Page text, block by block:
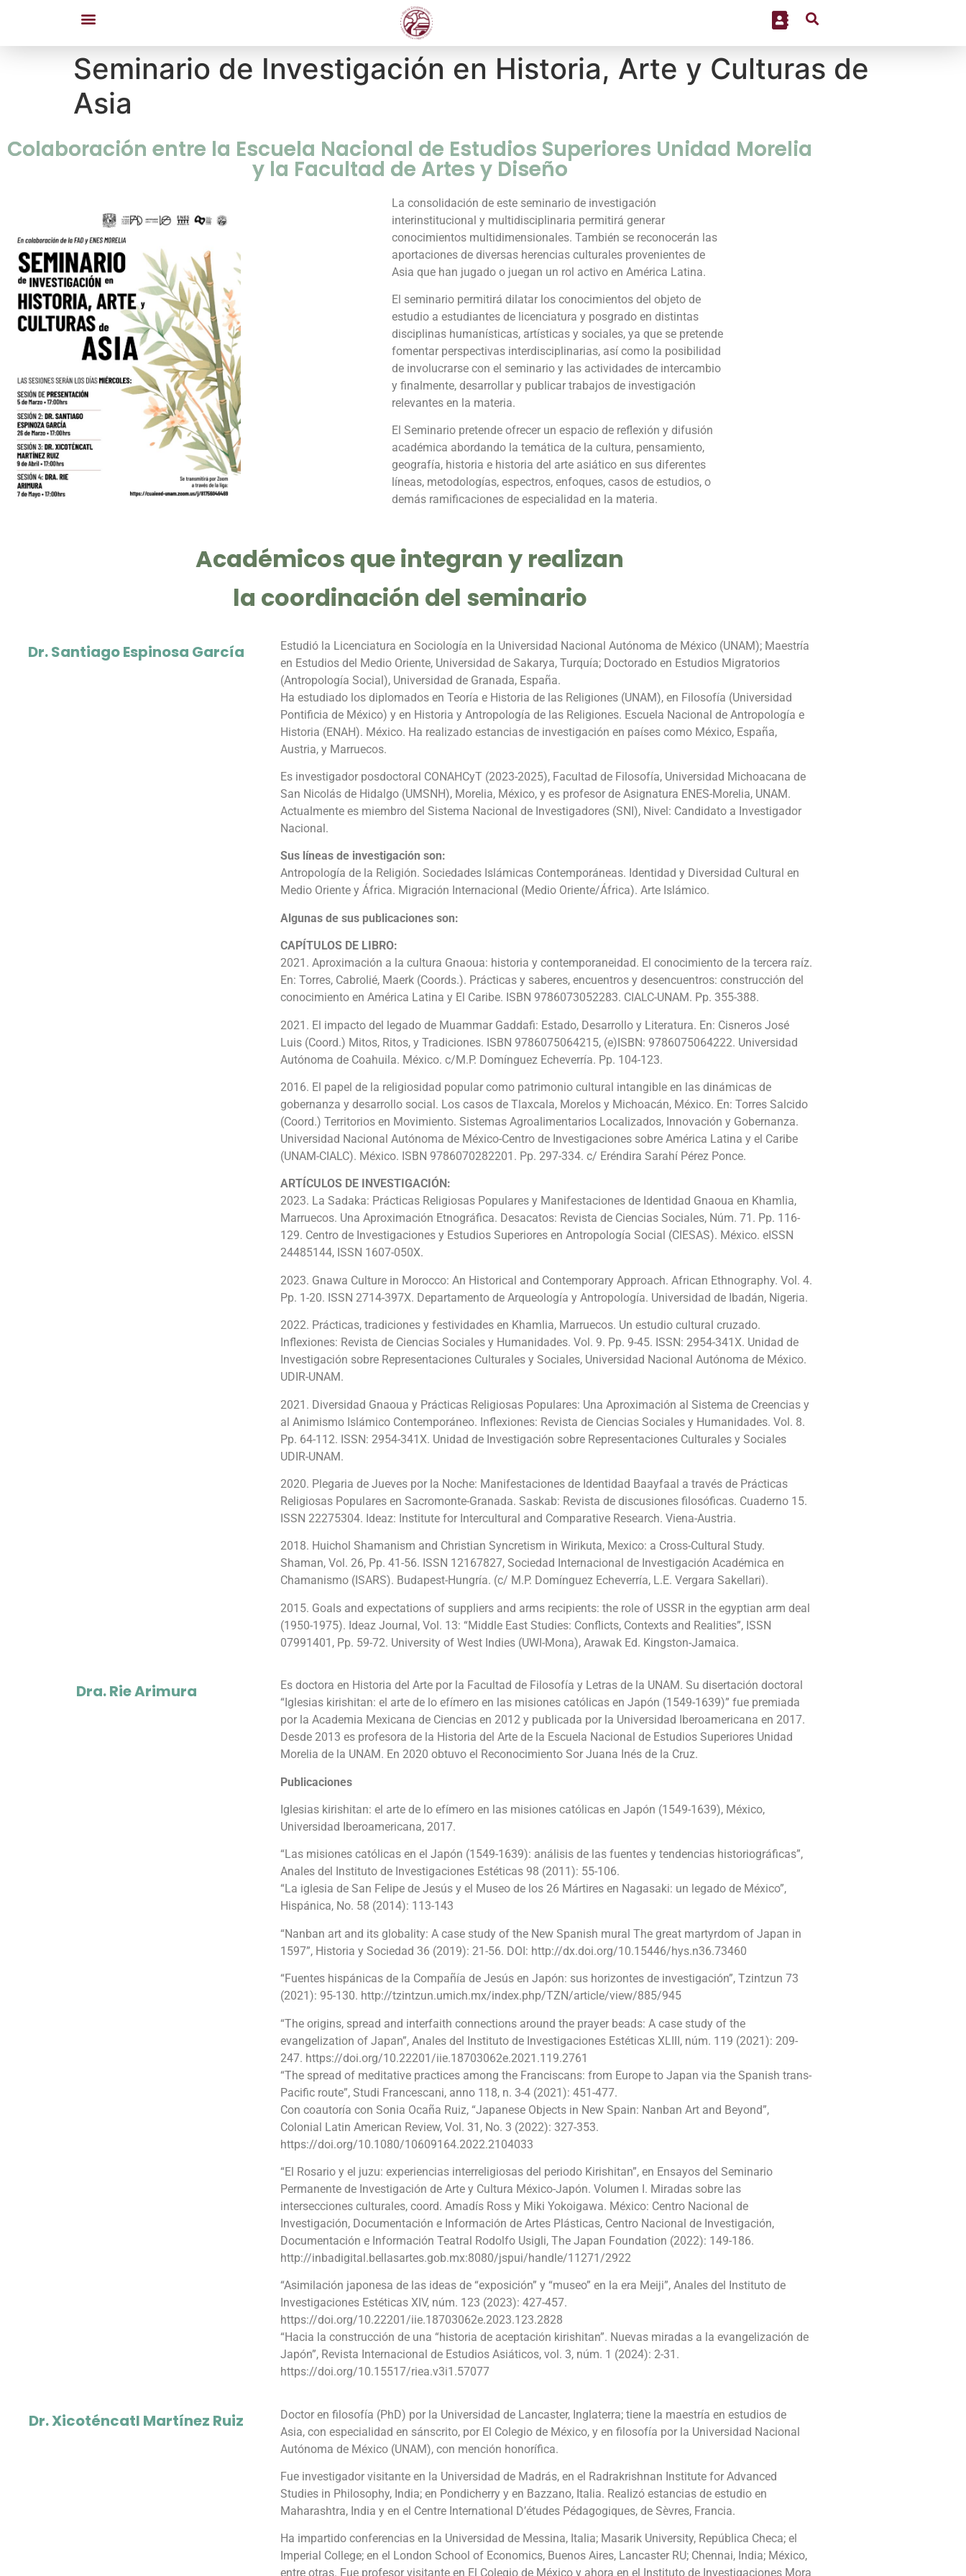
Seminario de Investigación en Historia, Arte y Culturas de
Asia
Colaboración entre la Escuela Nacional de Estudios Superiores Unidad Morelia
y la Facultad de Artes y Diseño
La consolidación de este seminario de investigación
interinstitucional y multidisciplinaria permitirá generar
conocimientos multidimensionales. También se reconocerán las
aportaciones de diversas herencias culturales provenientes de
Asia que han jugado o juegan un rol activo en América Latina.
El seminario permitirá dilatar los conocimientos del objeto de
estudio a estudiantes de licenciatura y posgrado en distintas
disciplinas humanísticas, artísticas y sociales, ya que se pretende
fomentar perspectivas interdisciplinarias, así como la posibilidad
de involucrarse con el seminario y las actividades de intercambio
y finalmente, desarrollar y publicar trabajos de investigación
relevantes en la materia.
El Seminario pretende ofrecer un espacio de reflexión y difusión
académica abordando la temática de la cultura, pensamiento,
geografía, historia e historia del arte asiático en sus diferentes
líneas, metodologías, espectros, enfoques, casos de estudios, o
demás ramificaciones de especialidad en la materia.
Académicos que integran y realizan
la coordinación del seminario
Dr. Santiago Espinosa García
Estudió la Licenciatura en Sociología en la Universidad Nacional Autónoma de México (UNAM); Maestría
en Estudios del Medio Oriente, Universidad de Sakarya, Turquía; Doctorado en Estudios Migratorios
(Antropología Social), Universidad de Granada, España.
Ha estudiado los diplomados en Teoría e Historia de las Religiones (UNAM), en Filosofía (Universidad
Pontificia de México) y en Historia y Antropología de las Religiones. Escuela Nacional de Antropología e
Historia (ENAH). México. Ha realizado estancias de investigación en países como México, España,
Austria, y Marruecos.
Es investigador posdoctoral CONAHCyT (2023-2025), Facultad de Filosofía, Universidad Michoacana de
San Nicolás de Hidalgo (UMSNH), Morelia, México, y es profesor de Asignatura ENES-Morelia, UNAM.
Actualmente es miembro del Sistema Nacional de Investigadores (SNI), Nivel: Candidato a Investigador
Nacional.
Sus líneas de investigación son:
Antropología de la Religión. Sociedades Islámicas Contemporáneas. Identidad y Diversidad Cultural en
Medio Oriente y África. Migración Internacional (Medio Oriente/África). Arte Islámico.
Algunas de sus publicaciones son:
CAPÍTULOS DE LIBRO:
2021. Aproximación a la cultura Gnaoua: historia y contemporaneidad. El conocimiento de la tercera raíz.
En: Torres, Cabrolié, Maerk (Coords.). Prácticas y saberes, encuentros y desencuentros: construcción del
conocimiento en América Latina y El Caribe. ISBN 9786073052283. CIALC-UNAM. Pp. 355-388.
2021. El impacto del legado de Muammar Gaddafi: Estado, Desarrollo y Literatura. En: Cisneros José
Luis (Coord.) Mitos, Ritos, y Tradiciones. ISBN 9786075064215, (e)ISBN: 9786075064222. Universidad
Autónoma de Coahuila. México. c/M.P. Domínguez Echeverría. Pp. 104-123.
2016. El papel de la religiosidad popular como patrimonio cultural intangible en las dinámicas de
gobernanza y desarrollo social. Los casos de Tlaxcala, Morelos y Michoacán, México. En: Torres Salcido
(Coord.) Territorios en Movimiento. Sistemas Agroalimentarios Localizados, Innovación y Gobernanza.
Universidad Nacional Autónoma de México-Centro de Investigaciones sobre América Latina y el Caribe
(UNAM-CIALC). México. ISBN 9786070282201. Pp. 297-334. c/ Eréndira Sarahí Pérez Ponce.
ARTÍCULOS DE INVESTIGACIÓN:
2023. La Sadaka: Prácticas Religiosas Populares y Manifestaciones de Identidad Gnaoua en Khamlia,
Marruecos. Una Aproximación Etnográfica. Desacatos: Revista de Ciencias Sociales, Núm. 71. Pp. 116-
129. Centro de Investigaciones y Estudios Superiores en Antropología Social (CIESAS). México. eISSN
24485144, ISSN 1607-050X.
2023. Gnawa Culture in Morocco: An Historical and Contemporary Approach. African Ethnography. Vol. 4.
Pp. 1-20. ISSN 2714-397X. Departamento de Arqueología y Antropología. Universidad de Ibadán, Nigeria.
2022. Prácticas, tradiciones y festividades en Khamlia, Marruecos. Un estudio cultural cruzado.
Inflexiones: Revista de Ciencias Sociales y Humanidades. Vol. 9. Pp. 9-45. ISSN: 2954-341X. Unidad de
Investigación sobre Representaciones Culturales y Sociales, Universidad Nacional Autónoma de México.
UDIR-UNAM.
2021. Diversidad Gnaoua y Prácticas Religiosas Populares: Una Aproximación al Sistema de Creencias y
al Animismo Islámico Contemporáneo. Inflexiones: Revista de Ciencias Sociales y Humanidades. Vol. 8.
Pp. 64-112. ISSN: 2954-341X. Unidad de Investigación sobre Representaciones Culturales y Sociales
UDIR-UNAM.
2020. Plegaria de Jueves por la Noche: Manifestaciones de Identidad Baayfaal a través de Prácticas
Religiosas Populares en Sacromonte-Granada. Saskab: Revista de discusiones filosóficas. Cuaderno 15.
ISSN 22275304. Ideaz: Institute for Intercultural and Comparative Research. Viena-Austria.
2018. Huichol Shamanism and Christian Syncretism in Wirikuta, Mexico: a Cross-Cultural Study.
Shaman, Vol. 26, Pp. 41-56. ISSN 12167827, Sociedad Internacional de Investigación Académica en
Chamanismo (ISARS). Budapest-Hungría. (c/ M.P. Domínguez Echeverría, L.E. Vergara Sakellari).
2015. Goals and expectations of suppliers and arms recipients: the role of USSR in the egyptian arm deal
(1950-1975). Ideaz Journal, Vol. 13: “Middle East Studies: Conflicts, Contexts and Realities”, ISSN
07991401, Pp. 59-72. University of West Indies (UWI-Mona), Arawak Ed. Kingston-Jamaica.
Dra. Rie Arimura
Es doctora en Historia del Arte por la Facultad de Filosofía y Letras de la UNAM. Su disertación doctoral
“Iglesias kirishitan: el arte de lo efímero en las misiones católicas en Japón (1549-1639)” fue premiada
por la Academia Mexicana de Ciencias en 2012 y publicada por la Universidad Iberoamericana en 2017.
Desde 2013 es profesora de la Historia del Arte de la Escuela Nacional de Estudios Superiores Unidad
Morelia de la UNAM. En 2020 obtuvo el Reconocimiento Sor Juana Inés de la Cruz.
Publicaciones
Iglesias kirishitan: el arte de lo efímero en las misiones católicas en Japón (1549-1639), México,
Universidad Iberoamericana, 2017.
“Las misiones católicas en el Japón (1549-1639): análisis de las fuentes y tendencias historiográficas”,
Anales del Instituto de Investigaciones Estéticas 98 (2011): 55-106.
“La iglesia de San Felipe de Jesús y el Museo de los 26 Mártires en Nagasaki: un legado de México”,
Hispánica, No. 58 (2014): 113-143
“Nanban art and its globality: A case study of the New Spanish mural The great martyrdom of Japan in
1597”, Historia y Sociedad 36 (2019): 21-56. DOI: http://dx.doi.org/10.15446/hys.n36.73460
“Fuentes hispánicas de la Compañía de Jesús en Japón: sus horizontes de investigación”, Tzintzun 73
(2021): 95-130. http://tzintzun.umich.mx/index.php/TZN/article/view/885/945
“The origins, spread and interfaith connections around the prayer beads: A case study of the
evangelization of Japan”, Anales del Instituto de Investigaciones Estéticas XLIII, núm. 119 (2021): 209-
247. https://doi.org/10.22201/iie.18703062e.2021.119.2761
“The spread of meditative practices among the Franciscans: from Europe to Japan via the Spanish trans-
Pacific route”, Studi Francescani, anno 118, n. 3-4 (2021): 451-477.
Con coautoría con Sonia Ocaña Ruiz, “Japanese Objects in New Spain: Nanban Art and Beyond”,
Colonial Latin American Review, Vol. 31, No. 3 (2022): 327-353.
https://doi.org/10.1080/10609164.2022.2104033
“El Rosario y el juzu: experiencias interreligiosas del periodo Kirishitan”, en Ensayos del Seminario
Permanente de Investigación de Arte y Cultura México-Japón. Volumen I. Miradas sobre las
intersecciones culturales, coord. Amadís Ross y Miki Yokoigawa. México: Centro Nacional de
Investigación, Documentación e Información de Artes Plásticas, Centro Nacional de Investigación,
Documentación e Información Teatral Rodolfo Usigli, The Japan Foundation (2022): 149-186.
http://inbadigital.bellasartes.gob.mx:8080/jspui/handle/11271/2922
“Asimilación japonesa de las ideas de “exposición” y “museo” en la era Meiji”, Anales del Instituto de
Investigaciones Estéticas XIV, núm. 123 (2023): 427-457.
https://doi.org/10.22201/iie.18703062e.2023.123.2828
“Hacia la construcción de una “historia de aceptación kirishitan”. Nuevas miradas a la evangelización de
Japón”, Revista Internacional de Estudios Asiáticos, vol. 3, núm. 1 (2024): 2-31.
https://doi.org/10.15517/riea.v3i1.57077
Dr. Xicoténcatl Martínez Ruiz
Doctor en filosofía (PhD) por la Universidad de Lancaster, Inglaterra; tiene la maestría en estudios de
Asia, con especialidad en sánscrito, por El Colegio de México, y en filosofía por la Universidad Nacional
Autónoma de México (UNAM), con mención honorífica.
Fue investigador visitante en la Universidad de Madrás, en el Radrakrishnan Institute for Advanced
Studies in Philosophy, India; en Pondicherry y en Bazzano, Italia. Realizó estancias de estudio en
Maharashtra, India y en el Centre International D’études Pédagogiques, de Sèvres, Francia.
Ha impartido conferencias en la Universidad de Messina, Italia; Masarik University, República Checa; el
Imperial College; en el London School of Economics, Buenos Aires, Lancaster RU; Chennai, India; México,
entre otras. Fue profesor visitante en El Colegio de México y ahora en el Instituto de Investigaciones Mora